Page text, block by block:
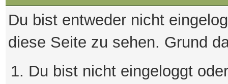
Du bist entweder nicht
diese Seite zu sehen. Grund
Du bist nicht eingeloggt